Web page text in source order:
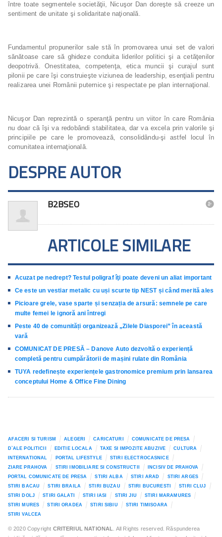
între toate segmentele societăţii, Nicuşor Dan doreşte să creeze un
sentiment de unitate şi solidaritate naţională.
Fundamentul propunerilor sale stă în promovarea unui set de valori
sănătoase care să ghideze conduita liderilor politici şi a cetăţenilor
deopotrivă. Onestitatea, competenţa, etica muncii şi curajul sunt
pilonii pe care îşi construieşte viziunea de leadership, esenţiali pentru
realizarea unei Românii puternice şi respectate pe plan internaţional.
Nicuşor Dan reprezintă o speranţă pentru un viitor în care România
nu doar că îşi va redobândi stabilitatea, dar va excela prin valorile şi
principiile pe care le promovează, consolidându-şi astfel locul în
comunitatea internaţională.
DESPRE AUTOR
B2BSEO 
ARTICOLE SIMILARE
Acuzat pe nedrept? Testul poligraf îţi poate deveni un aliat important
Ce este un vestiar metalic cu uși scurte tip NEST și când merită ales
Picioare grele, vase sparte și senzația de arsură: semnele pe care
multe femei le ignoră ani întregi
Peste 40 de comunități organizează „Zilele Diasporei” în această
vară
COMUNICAT DE PRESĂ – Danove Auto dezvoltă o experiență
completă pentru cumpărătorii de mașini rulate din România
TUYA redefinește experiențele gastronomice premium prin lansarea
conceptului Home & Office Fine Dining
AFACERI SI TURISM ALEGERI CARICATURI
COMUNICATE DE PRESA
D`ALE POLITICII
EDITIE LOCALA TAXE SI IMPOZITE ABUZIVE
CULTURA
INTERNATIONAL
PORTAL LIFESTYLE
STIRI ELECTROCASNICE
ZIARE PRAHOVA
STIRI IMOBILIARE SI CONSTRUCTII
INCISIV DE PRAHOVA
PORTAL COMUNICATE DE PRESA
STIRI ALBA STIRI ARAD
STIRI ARGES
STIRI BACAU
STIRI BRAILA STIRI BUZAU STIRI BUCURESTI
STIRI CLUJ
STIRI DOLJ
STIRI GALATI STIRI IASI STIRI JIU
STIRI MARAMURES
STIRI MURES
STIRI ORADEA STIRI SIBIU
STIRI TIMISOARA
STIRI VALCEA
© 2020 Copyright CRITERIUL NATIONAL . All Rights reserved. Răspunderea